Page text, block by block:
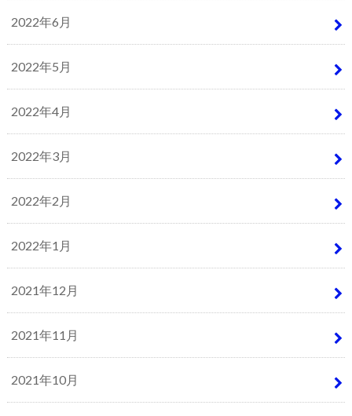
2022年6月
2022年5月
2022年4月
2022年3月
2022年2月
2022年1月
2021年12月
2021年11月
2021年10月